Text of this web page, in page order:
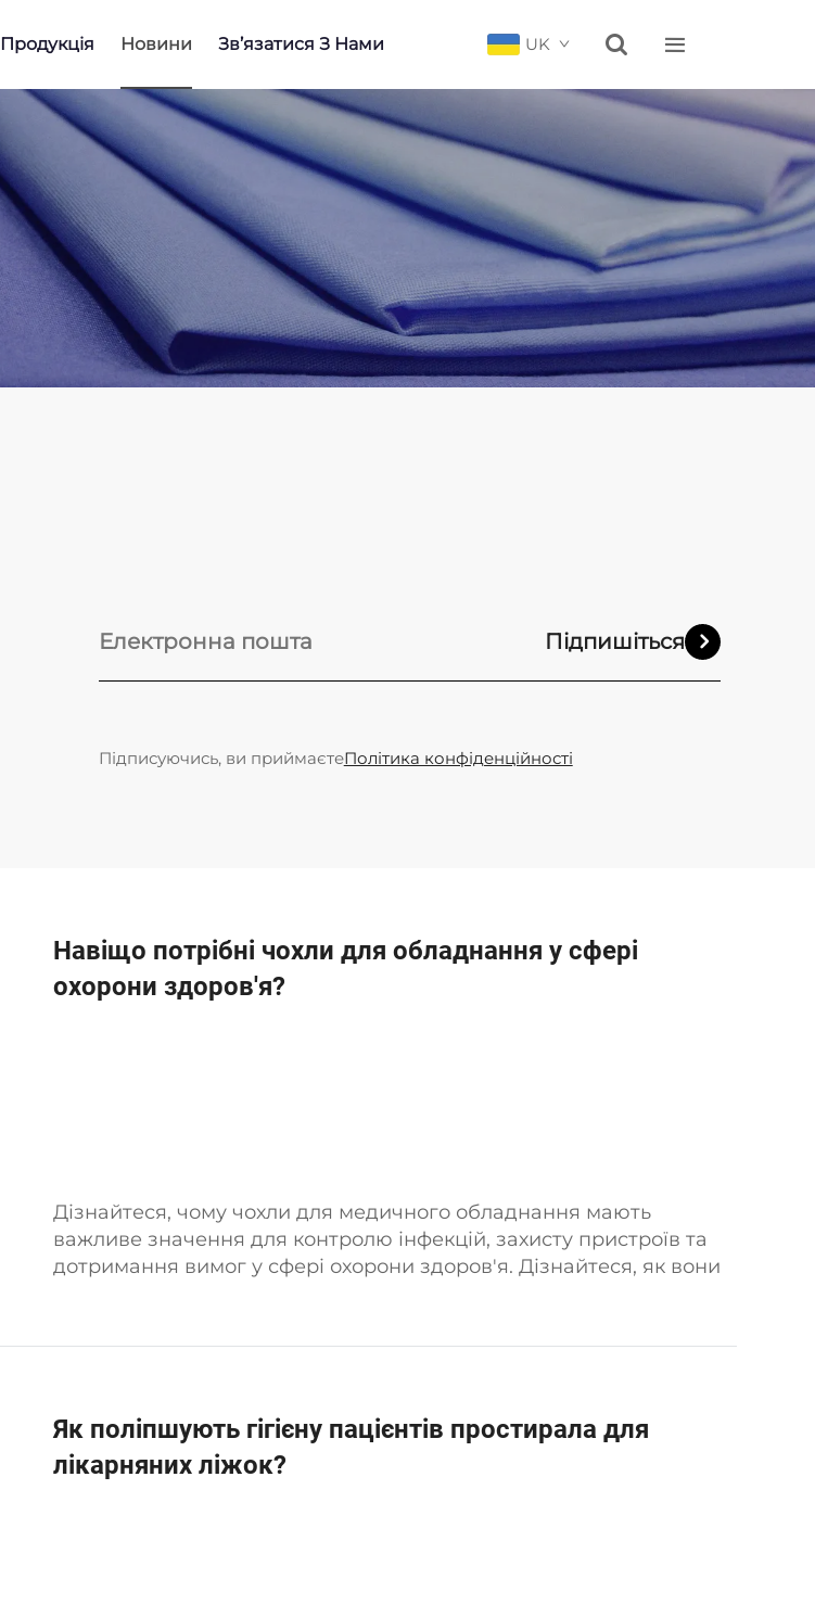
Продукція Новини Зв’язатися З Нами UK  
Підпишіться
Підписуючись, ви приймаєтеПолітика конфіденційності
Навіщо потрібні чохли для обладнання у сфері
охорони здоров'я?
Дізнайтеся, чому чохли для медичного обладнання мають
важливе значення для контролю інфекцій, захисту пристроїв та
дотримання вимог у сфері охорони здоров'я. Дізнайтеся, як вони
Як поліпшують гігієну пацієнтів простирала для
лікарняних ліжок?